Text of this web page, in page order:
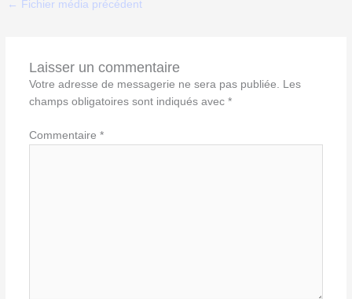
← Fichier média précédent
Laisser un commentaire
Votre adresse de messagerie ne sera pas publiée. Les
champs obligatoires sont indiqués avec *
Commentaire *